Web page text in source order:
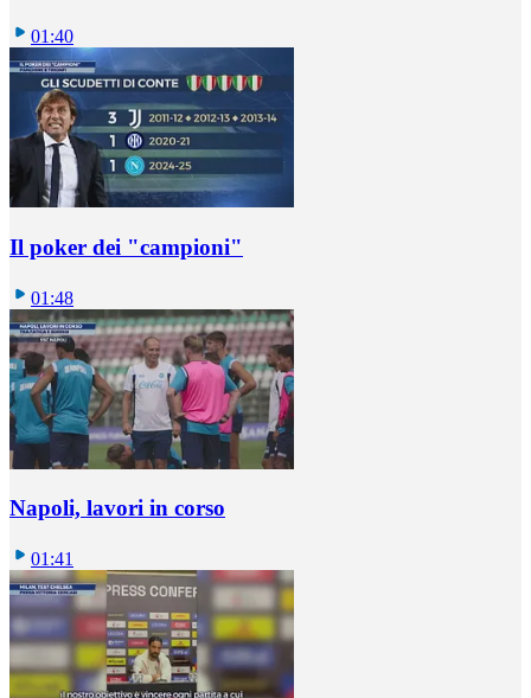
01:40
Il poker dei "campioni"
01:48
Napoli, lavori in corso
01:41